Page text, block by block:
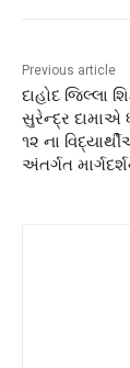
Previous article
દાહોદ જિલ્લા
સુરેન્દ્ર
૧૨ ના
અંતર્ગત